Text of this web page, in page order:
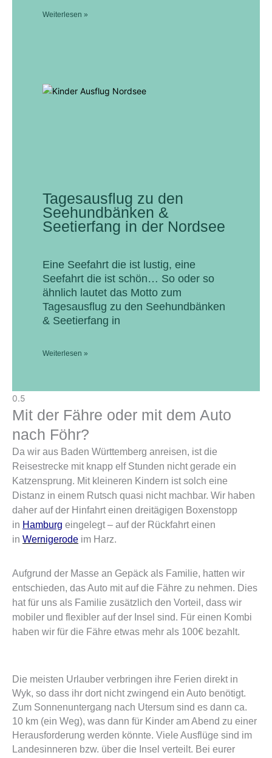
Weiterlesen »
Tagesausflug zu den
Seehundbänken &
Seetierfang in der Nordsee
Eine Seefahrt die ist lustig, eine
Seefahrt die ist schön… So oder so
ähnlich lautet das Motto zum
Tagesausflug zu den Seehundbänken
& Seetierfang in
Weiterlesen »
Mit der Fähre oder mit dem Auto
nach Föhr?
Da wir aus Baden Württemberg anreisen, ist die
Reisestrecke mit knapp elf Stunden nicht gerade ein
Katzensprung. Mit kleineren Kindern ist solch eine
Distanz in einem Rutsch quasi nicht machbar. Wir haben
daher auf der Hinfahrt einen dreitägigen Boxenstopp
in Hamburg eingelegt – auf der Rückfahrt einen
in Wernigerode im Harz.
Aufgrund der Masse an Gepäck als Familie, hatten wir
entschieden, das Auto mit auf die Fähre zu nehmen. Dies
hat für uns als Familie zusätzlich den Vorteil, dass wir
mobiler und flexibler auf der Insel sind. Für einen Kombi
haben wir für die Fähre etwas mehr als 100€ bezahlt.
Die meisten Urlauber verbringen ihre Ferien direkt in
Wyk, so dass ihr dort nicht zwingend ein Auto benötigt.
Zum Sonnenuntergang nach Utersum sind es dann ca.
10 km (ein Weg), was dann für Kinder am Abend zu einer
Herausforderung werden könnte. Viele Ausflüge sind im
Landesinneren bzw. über die Insel verteilt. Bei eurer